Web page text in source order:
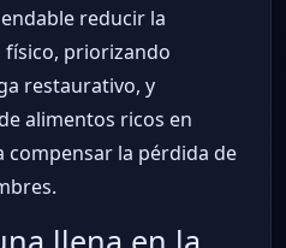
reducir la
físico, priorizando
restaurativo, y
alimentos ricos en
compensar la pérdida de